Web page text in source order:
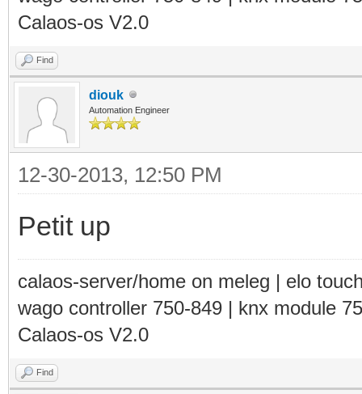
Calaos-os V2.0
Find
diouk
Automation Engineer
12-30-2013, 12:50 PM
Petit up
calaos-server/home on meleg | elo
wago controller 750-849 | knx module
Calaos-os V2.0
Find